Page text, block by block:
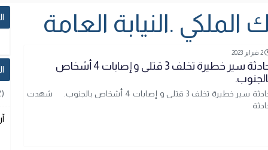
الملكي .النيابة العامة
2 فبراير 2023
حادثة سير خطيرة تخلف 3 قتلى و إصابات 4 أشخاص
حادثة سير خطيرة تخلف 3 قتلى و إصابات 4 أشخاص بالجنوب. شهدت